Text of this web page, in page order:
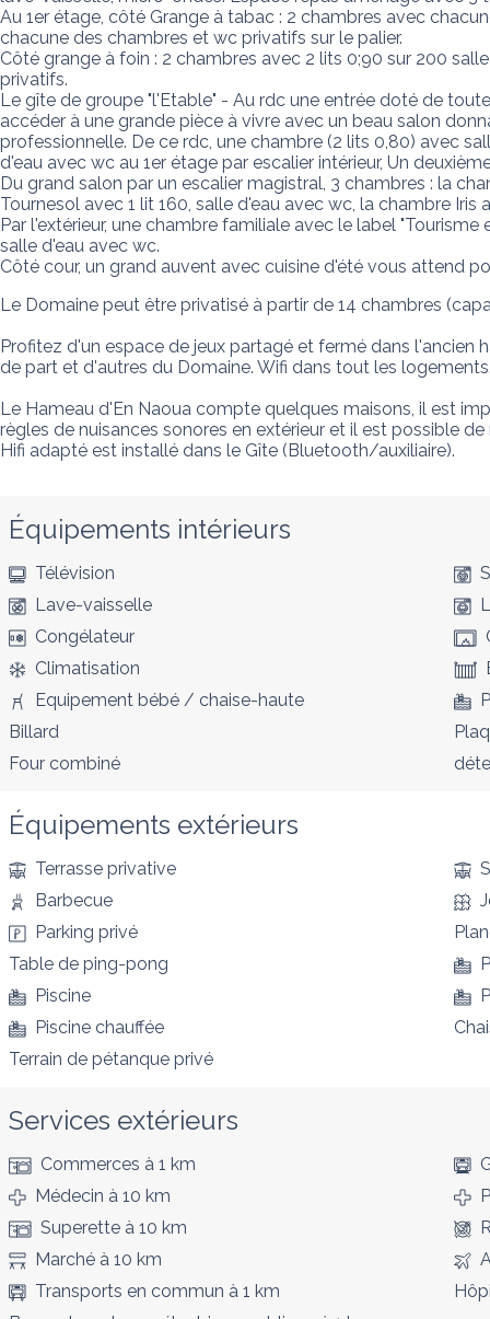
Au 1er étage, côté Grange à tabac : 2 chambres avec
chacune des chambres et wc privatifs sur le palier.
Côté grange à foin : 2 chambres avec 2 lits 0;90 sur 200
privatifs.
Le gîte de groupe "l'Etable" - Au rdc une entrée doté de
accéder à une grande pièce à vivre avec un beau salon
professionnelle. De ce rdc, une chambre (2 lits 0,80) avec
d'eau avec wc au 1er étage par escalier intérieur, Un
Du grand salon par un escalier magistral, 3 chambres : la
Tournesol avec 1 lit 160, salle d'eau avec wc, la chambre
Par l'extérieur, une chambre familiale avec le label
salle d'eau avec wc.
Côté cour, un grand auvent avec cuisine d'été vous attend
Le Domaine peut être privatisé à partir de 14 chambres
Profitez d'un espace de jeux partagé et fermé dans
de part et d'autres du Domaine. Wifi dans tout les
Le Hameau d'En Naoua compte quelques maisons, il est
règles de nuisances sonores en extérieur et il est possible
Hifi adapté est installé dans le Gîte (Bluetooth/auxiliaire).
Équipements intérieurs
Télévision
Lave-vaisselle
Congélateur
Climatisation
Equipement bébé / chaise-haute
Billard
Four combiné
Équipements extérieurs
Terrasse privative
Barbecue
Parking privé
Table de ping-pong
Piscine
Piscine chauffée
Terrain de pétanque privé
Services extérieurs
Commerces à 1 km
Médecin à 10 km
Superette à 10 km
Marché à 10 km
Transports en commun à 1 km